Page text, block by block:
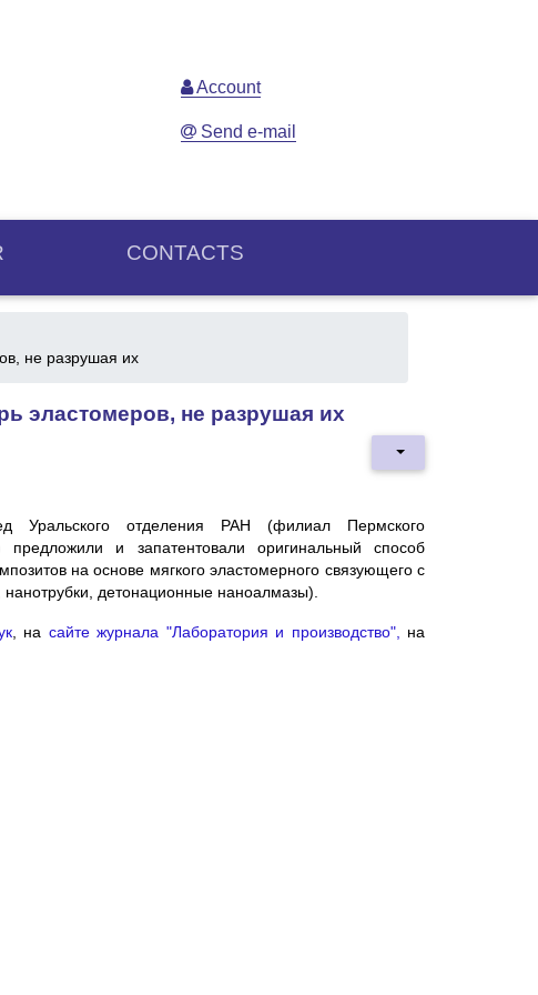
Account
Send e-mail
CONTACTS
не разрушая их
эластомеров, не разрушая их
Уральского отделения РАН (филиал Пермского
и запатентовали оригинальный способ
на основе мягкого эластомерного связующего с
детонационные наноалмазы).
, на сайте журнала "Лаборатория и производство",
на